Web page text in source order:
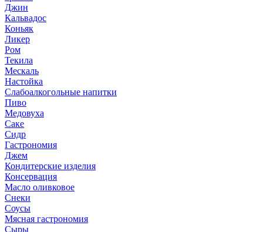
Джин
Кальвадос
Коньяк
Ликер
Ром
Текила
Мескаль
Настойка
Слабоалкогольные напитки
Пиво
Медовуха
Саке
Сидр
Гастрономия
Джем
Кондитерские изделия
Консервация
Масло оливковое
Снеки
Соусы
Мясная гастрономия
Сыры